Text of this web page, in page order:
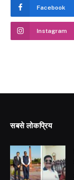
Facebook
Instagram
सबसे लोकप्रिय